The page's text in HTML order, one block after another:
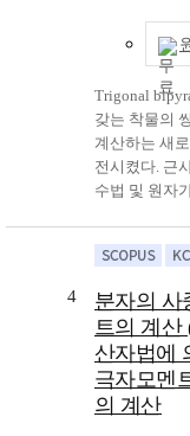
bonding
the dipole
octahedral
type
developed
V(III), Cr(III),
Co(III); A = O
or Cl]. The
${\pi}$
orbitals to the
smaller than
${\sigma}$
molecular
contribution
negligible
complexes in
Trigonal
갖는 착물의
계산하는 새
전시켰다. 근
수법 및 원자
의 쌍극자모
계산한 값이
가까운 값을
자모멘트 계
trigonal
는 착물의 기
4
분자의 사
트의 계산
산자법에
극자모멘
의 계산